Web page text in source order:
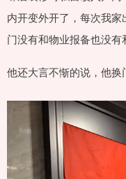
内开变外开了，每次我
门没有和物业报备也没有
他还大言不惭的说，他换